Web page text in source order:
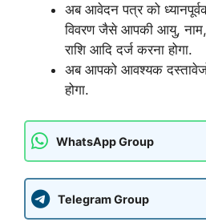
अब आवेदन पत्र को
विवरण जैसे आपकी आयु,
राशि आदि दर्ज करना होगा.
अब आपको आवश्यक
होगा.
WhatsApp Group
Telegram Group